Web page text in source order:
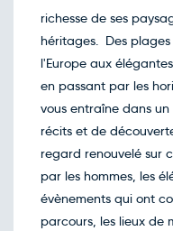
richesse de ses
héritages. Des
l'Europe aux
en passant par les
vous entraîne dans
récits et de
regard renouvelé sur
par les hommes, les
évènements qui ont
parcours, les lieux de